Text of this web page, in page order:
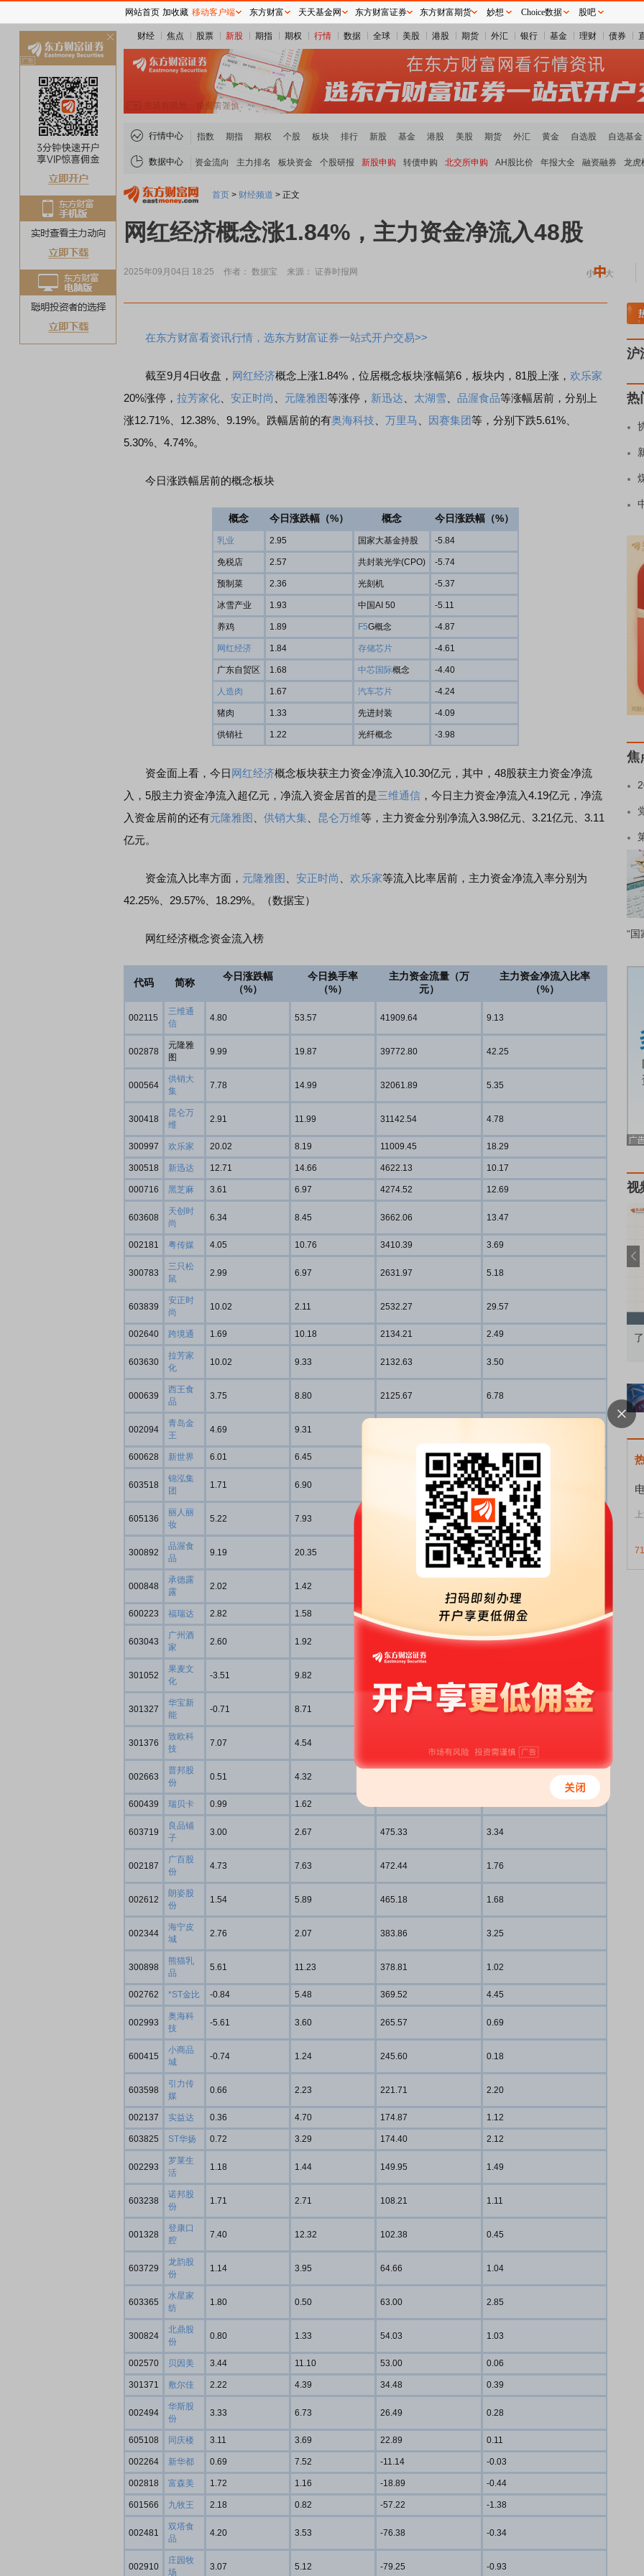
财经 焦点 股票 新股 期指 期权 行情 数据 全球 美股 港股 期货 外汇 银行 基金 理财 债券
行情中心 指数 期指 期权 个股 板块 排行 新股 基金 港股 美股 期货 外汇 黄金 自选股 自选基金
数据中心 资金流向 主力排名 板块资金 个股研报 新股申购 转债申购 北交所申购 AH股比价 年报大全 融资融券 龙虎
首页 > 财经频道 > 正文
网红经济概念涨1.84%，主力资金净流入48股
2025年09月04日 18:25 作者： 数据宝 来源： 证券时报网
在东方财富看资讯行情，选东方财富证券一站式开户交易>>
截至9月4日收盘， 网红经济概念上涨1.84%，位居概念板块涨幅第6，板块内，81股上涨， 欢乐家
20%涨停， 拉芳家化 安正时尚 元隆雅图等涨停， 新迅达 太湖雪 品渥食品等涨幅居前，分别上
涨12.71%、12.38%、9.19%。跌幅居前的有奥海科技 万里马 因赛集团等，分别下跌5.61%、
5.30%、4.74%。
今日涨跌幅居前的概念板块
概念 今日涨跌幅（%） 概念 今日涨跌幅（%）
乳业 2.95 国家大基金持股 -5.84
免税店 2.57 共封装光学(CPO) -5.74
预制菜 2.36 光刻机 -5.37
冰雪产业 1.93 中国AI 50 -5.11
养鸡 1.89 F5G概念 -4.87
网红经济 1.84 存储芯片 -4.61
广东自贸区 1.68 中芯国际概念 -4.40
人造肉 1.67 汽车芯片 -4.24
猪肉 1.33 先进封装 -4.09
供销社 1.22 光纤概念 -3.98
资金面上看，今日网红经济概念板块获主力资金净流入10.30亿元，其中，48股获主力资金净流
入，5股主力资金净流入超亿元，净流入资金居首的是三维通信 ，今日主力资金净流入4.19亿元，净流
入资金居前的还有元隆雅图 供销大集 昆仑万维等，主力资金分别净流入3.98亿元、3.21亿元、3.11
亿元。
资金流入比率方面， 元隆雅图 安正时尚 欢乐家等流入比率居前，主力资金净流入率分别为
42.25%、29.57%、18.29%。（数据宝）
网红经济概念资金流入榜
代码 简称
今日涨跌幅
（%）
今日换手率
（%）
主力资金流量（万
元）
主力资金净流入比率
（%）
002115
三维通
信
4.80 53.57 41909.64 9.13
002878
元隆雅
图
9.99 19.87 39772.80 42.25
000564
供销大
集
7.78 14.99 32061.89 5.35
300418
昆仑万
维
2.91 11.99 31142.54 4.78
300997 欢乐家 20.02 8.19 11009.45 18.29
300518 新迅达 12.71 14.66 4622.13 10.17
000716 黑芝麻 3.61 6.97 4274.52 12.69
603608
天创时
尚
6.34 8.45 3662.06 13.47
002181 粤传媒 4.05 10.76 3410.39 3.69
300783
三只松
鼠
2.99 6.97 2631.97 5.18
603839
安正时
尚
10.02 2.11 2532.27 29.57
002640 跨境通 1.69 10.18 2134.21 2.49
603630
拉芳家
化
10.02 9.33 2132.63 3.50
000639
西王食
品
3.75 8.80 2125.67 6.78
002094
青岛金
王
4.69 9.31
600628 新世界 6.01 6.45
603518
锦泓集
团
1.71 6.90 7.45
605136
丽人丽
妆
5.22 7.93 4.61
300892
品渥食
品
9.19 20.35 2.77
000848
承德露
露
2.02 1.42
600223 福瑞达 2.82 1.58 9.14
603043
广州酒
家
2.60 1.92 1074.05 5.70
301052
果麦文
化
-3.51 9.82
301327
华宝新
能
-0.71 8.71 962.81 3.38
301376
致欧科
技
7.07 4.54
002663
普邦股
份
0.51 4.32
600439 瑞贝卡 0.99 1.62
603719
良品铺
子
3.00 2.67 475.33 3.34
002187
广百股
份
4.73 7.63 472.44 1.76
002612
朗姿股
份
1.54 5.89 465.18 1.68
002344
海宁皮
城
2.76 2.07 383.86 3.25
300898
熊猫乳
品
5.61 11.23 378.81 1.02
002762 *ST金比 -0.84 5.48 369.52 4.45
002993
奥海科
技
-5.61 3.60 265.57 0.69
600415
小商品
城
-0.74 1.24 245.60 0.18
603598
引力传
媒
0.66 2.23 221.71 2.20
002137 实益达 0.36 4.70 174.87 1.12
603825 ST华扬 0.72 3.29 174.40 2.12
002293
罗莱生
活
1.18 1.44 149.95 1.49
603238
诺邦股
份
1.71 2.71 108.21 1.11
001328
登康口
腔
7.40 12.32 102.38 0.45
603729
龙韵股
份
1.14 3.95 64.66 1.04
603365
水星家
纺
1.80 0.50 63.00 2.85
300824
北鼎股
份
0.80 1.33 54.03 1.03
002570 贝因美 3.44 11.10 53.00 0.06
301371 敷尔佳 2.22 4.39 34.48 0.39
002494
华斯股
份
3.33 6.73 26.49 0.28
605108 同庆楼 3.11 3.69 22.89 0.11
002264 新华都 0.69 7.52 -11.14 -0.03
002818 富森美 1.72 1.16 -18.89 -0.44
601566 九牧王 2.18 0.82 -57.22 -1.38
002481
双塔食
品
4.20 3.53 -76.38 -0.34
002910
庄园牧
场
3.07 5.12 -79.25 -0.93
A股估值分析全览
沪
热
焦
“国
视
首席连线｜东方财富证券陈果：A股再平衡的
债券知识通识：从基础认知到特色品种 了解北交所知识 做理性投资者
71
网站首页 加收藏 移动客户端 东方财富 天天基金网 东方财富证券 东方财富期货 妙想 Choice数据 股吧
关